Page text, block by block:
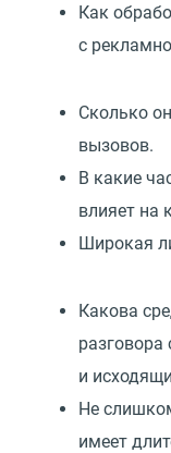
Как
с
Сколько
вызовов.
В какие
влияет на
Широкая
Какова
и
Не
имеет